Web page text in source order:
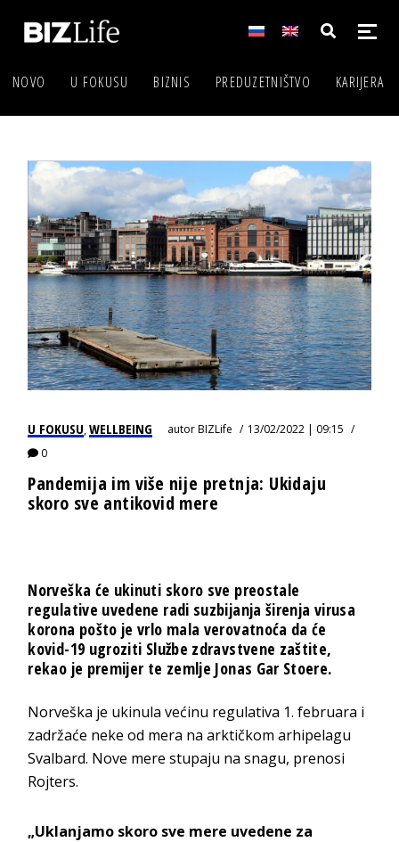
NOVO U FOKUSU BIZNIS PREDUZETNIŠTVO KARIJERA
U FOKUSU,WELLBEING autorBIZLife
13/02/2022 | 09:15
0
Pandemija im više nije pretnja: Ukidaju
skoro sve antikovid mere
Norveška će ukinuti skoro sve preostale
regulative uvedene radi suzbijanja širenja virusa
korona pošto je vrlo mala verovatnoća da će
kovid-19 ugroziti Službe zdravstvene zaštite,
rekao je premijer te zemlje Jonas Gar Stoere.
Norveška je ukinula većinu regulativa 1. februara i
zadržaće neke od mera na arktičkom arhipelagu
Svalbard. Nove mere stupaju na snagu, prenosi
Rojters.
„Uklanjamo skoro sve mere uvedene za